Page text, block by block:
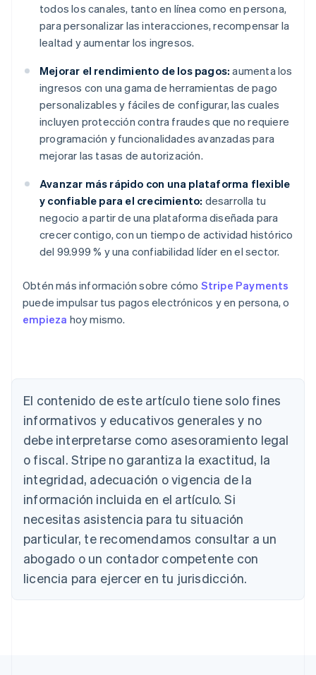
todos los canales, tanto en línea como en persona,
para personalizar las interacciones, recompensar la
lealtad y aumentar los ingresos.
Mejorar el rendimiento de los pagos: aumenta los
ingresos con una gama de herramientas de pago
personalizables y fáciles de configurar, las cuales
incluyen protección contra fraudes que no requiere
programación y funcionalidades avanzadas para
mejorar las tasas de autorización.
Avanzar más rápido con una plataforma flexible
y confiable para el crecimiento: desarrolla tu
negocio a partir de una plataforma diseñada para
crecer contigo, con un tiempo de actividad histórico
del 99.999 % y una confiabilidad líder en el sector.
Obtén más información sobre cómo Stripe Payments
puede impulsar tus pagos electrónicos y en persona, o
empieza hoy mismo.
El contenido de este artículo tiene solo fines
informativos y educativos generales y no
debe interpretarse como asesoramiento legal
o fiscal. Stripe no garantiza la exactitud, la
integridad, adecuación o vigencia de la
información incluida en el artículo. Si
necesitas asistencia para tu situación
particular, te recomendamos consultar a un
abogado o un contador competente con
licencia para ejercer en tu jurisdicción.
DeutschEnglish
Australia
English
Austria
DeutschEnglish
Nederlands FrançaisDeutsch English
Brasil
Português English
Bulgaria
English
Canadá
China continental
简体中文English